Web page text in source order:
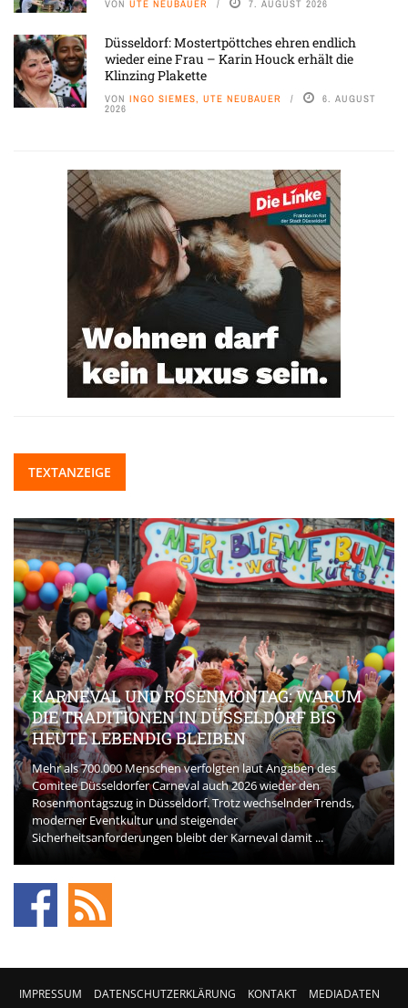
VON UTE NEUBAUER 7. AUGUST 2026
Düsseldorf: Mostertpöttches ehren endlich
wieder eine Frau – Karin Houck erhält die
Klinzing Plakette
VON INGO SIEMES, UTE NEUBAUER 6. AUGUST
2026
TEXTANZEIGE
KARNEVAL UND ROSENMONTAG: WARUM
DIE TRADITIONEN IN DÜSSELDORF BIS
HEUTE LEBENDIG BLEIBEN
Mehr als 700.000 Menschen verfolgten laut Angaben des
Comitee Düsseldorfer Carneval auch 2026 wieder den
Rosenmontagszug in Düsseldorf. Trotz wechselnder Trends,
moderner Eventkultur und steigender
Sicherheitsanforderungen bleibt der Karneval damit ...
IMPRESSUM DATENSCHUTZERKLÄRUNG KONTAKT MEDIADATEN